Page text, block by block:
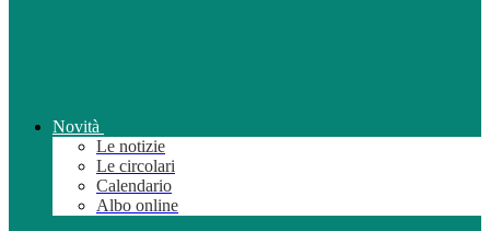
Novità
Le notizie
Le circolari
Calendario
Albo online